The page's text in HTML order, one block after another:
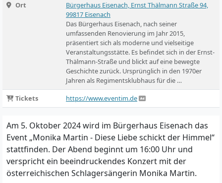
Ort
Bürgerhaus Eisenach, Ernst Thälmann Straße 94,
99817 Eisenach
Das Bürgerhaus Eisenach, nach seiner
umfassenden Renovierung im Jahr 2015,
präsentiert sich als moderne und vielseitige
Veranstaltungsstätte. Es befindet sich in der Ernst-
Thälmann-Straße und blickt auf eine bewegte
Geschichte zurück. Ursprünglich in den 1970er
Jahren als Regimentsklubhaus für die …
Tickets
https://www.eventim.de
Am 5. Oktober 2024 wird im Bürgerhaus Eisenach das
Event „Monika Martin - Diese Liebe schickt der Himmel“
stattfinden. Der Abend beginnt um 16:00 Uhr und
verspricht ein beeindruckendes Konzert mit der
österreichischen Schlagersängerin Monika Martin.